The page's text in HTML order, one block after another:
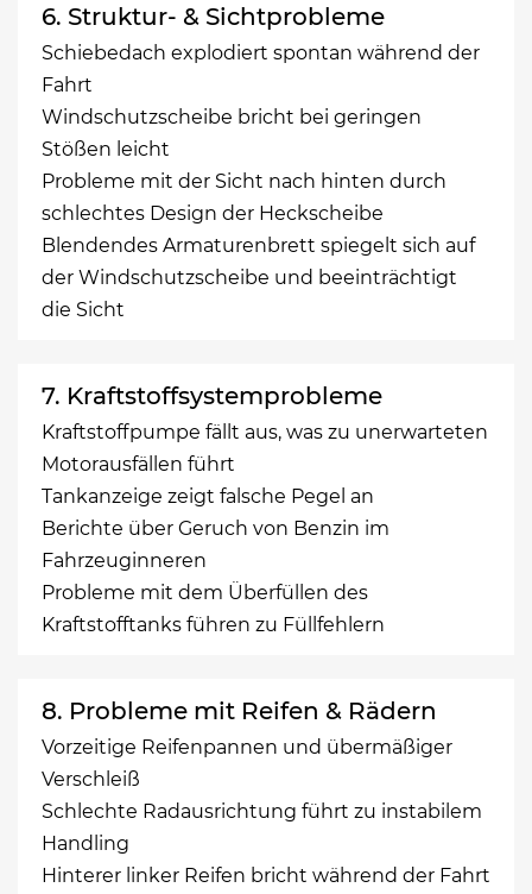
6. Struktur- & Sichtprobleme
Schiebedach explodiert spontan während der
Fahrt
Windschutzscheibe bricht bei geringen
Stößen leicht
Probleme mit der Sicht nach hinten durch
schlechtes Design der Heckscheibe
Blendendes Armaturenbrett spiegelt sich auf
der Windschutzscheibe und beeinträchtigt
die Sicht
7. Kraftstoffsystemprobleme
Kraftstoffpumpe fällt aus, was zu unerwarteten
Motorausfällen führt
Tankanzeige zeigt falsche Pegel an
Berichte über Geruch von Benzin im
Fahrzeuginneren
Probleme mit dem Überfüllen des
Kraftstofftanks führen zu Füllfehlern
8. Probleme mit Reifen & Rädern
Vorzeitige Reifenpannen und übermäßiger
Verschleiß
Schlechte Radausrichtung führt zu instabilem
Handling
Hinterer linker Reifen bricht während der Fahrt